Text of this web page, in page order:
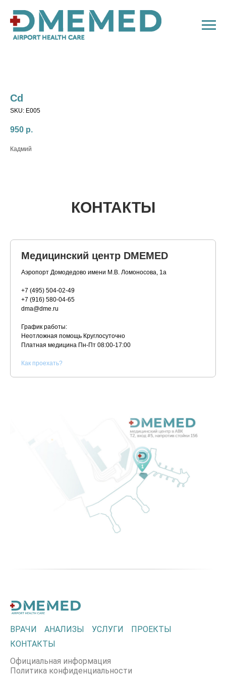
Cd
SKU: E005
950 р.
Кадмий
КОНТАКТЫ
Медицинский центр DMEMED
Аэропорт Домодедово имени М.В. Ломоносова, 1а
+7 (495) 504-02-49
+7 (916) 580-04-65
dma@dme.ru
График работы:
Неотложная помощь Круглосуточно
Платная медицина Пн-Пт 08:00-17:00
Как проехать?
ВРАЧИ АНАЛИЗЫ УСЛУГИ
ПРОЕКТЫ
КОНТАКТЫ
Официальная информация
Политика конфиденциальности